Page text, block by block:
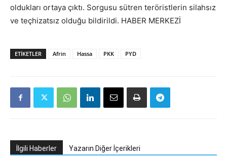
oldukları ortaya çıktı. Sorgusu sütren teröristlerin silahsız
ve teçhizatsız olduğu bildirildi. HABER MERKEZİ
ETIKETLER Afrin Hassa PKK PYD
İlgili Haberler Yazarın Diğer İçerikleri